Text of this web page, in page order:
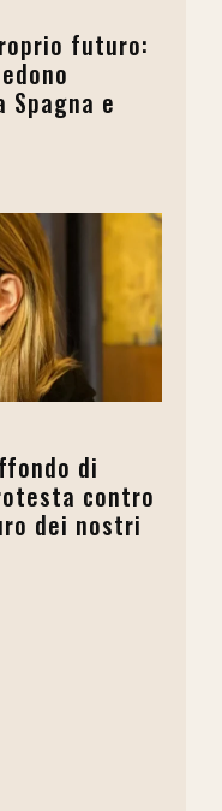
futuro:
e
di
contro
dei nostri